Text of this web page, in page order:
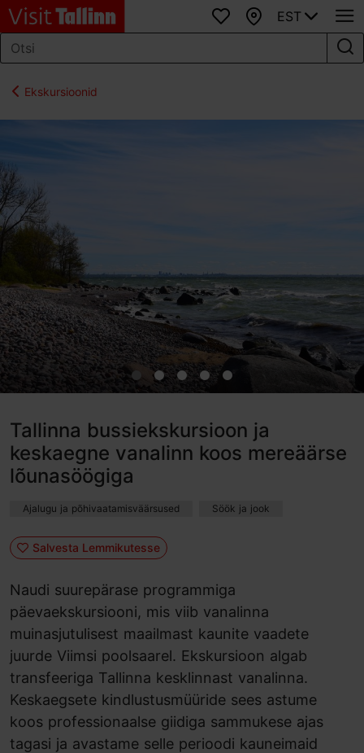
Lemmikud
Kaart
EST
Ekskursioonid
Tallinna bussiekskursioon ja
keskaegne vanalinn koos mereäärse
lõunasöögiga
Ajalugu ja põhivaatamisväärsused Söök ja jook
Salvesta Lemmikutesse
Naudi suurepärase programmiga
päevaekskursiooni, mis viib vanalinna
muinasjutulisest maailmast kaunite vaadete
juurde Viimsi poolsaarel. Ekskursioon algab
transfeeriga Tallinna kesklinnast vanalinna.
Keskaegsete kindlustusmüüride sees astume
koos professionaalse giidiga sammukese ajas
tagasi ja avastame selle perioodi kauneimaid